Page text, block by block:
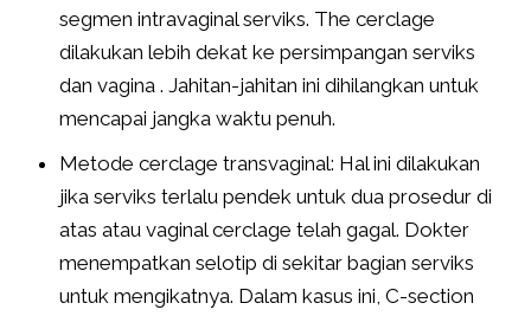
segmen intravaginal serviks. The cerclage
dilakukan lebih dekat ke persimpangan serviks
dan vagina . Jahitan-jahitan ini dihilangkan untuk
mencapai jangka waktu penuh.
Metode cerclage transvaginal: Hal ini dilakukan
jika serviks terlalu pendek untuk dua prosedur di
atas atau vaginal cerclage telah gagal. Dokter
menempatkan selotip di sekitar bagian serviks
untuk mengikatnya. Dalam kasus ini, C-section